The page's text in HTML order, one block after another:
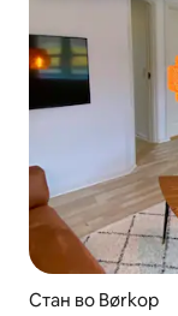
Стан во Børkop